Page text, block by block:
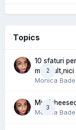
Topics
2
10 sfaturi
mai
Monica
3
Monica